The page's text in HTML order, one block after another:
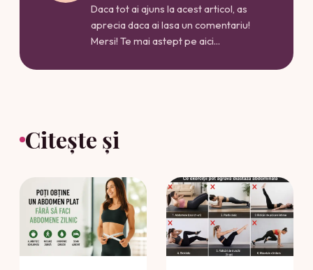
Daca tot ai ajuns la acest articol, as
aprecia daca ai lasa un comentariu!
Mersi! Te mai astept pe aici...
Citește și